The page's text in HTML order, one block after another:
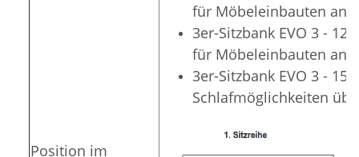
Position im
für Möbeleinbauten an
3er-Sitzbank EVO 3 -
für Möbeleinbauten an
3er-Sitzbank EVO 3 -
Schlafmöglichkeiten